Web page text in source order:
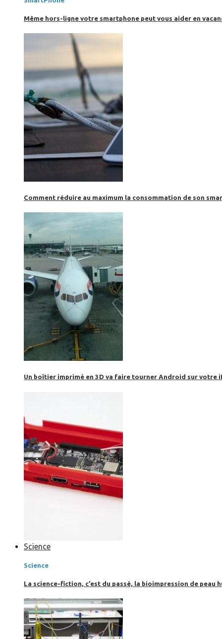
Même hors-ligne votre smartphone peut vous aider en
Comment réduire au maximum la consommation de son
Un boîtier imprimé en 3D va faire tourner Android sur votre
Science
Science
La science-fiction, c’est du passé, la bioimpression de peau